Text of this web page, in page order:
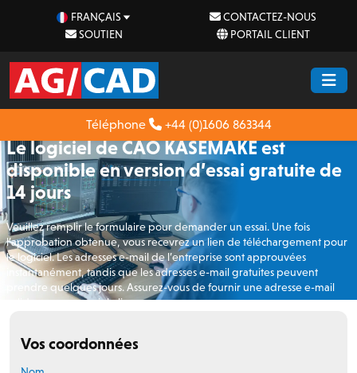
FRANÇAIS
CONTACTEZ-NOUS
SOUTIEN
PORTAIL CLIENT
Téléphone +44 (0)1606 863344
Le logiciel de CAO KASEMAKE est
disponible en version d’essai gratuite de
14 jours
Veuillez remplir le formulaire pour demander un essai. Une fois
l’approbation obtenue, vous recevrez un lien de téléchargement pour
le logiciel. Les adresses e-mail de l’entreprise sont approuvées
instantanément, tandis que les adresses e-mail gratuites peuvent
prendre quelques jours. Assurez-vous de fournir une adresse e-mail
valide pour recevoir le lien.
Vos coordonnées